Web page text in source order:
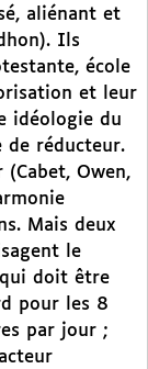
aliénant et
Ils
école
et leur
idéologie du
de réducteur.
Owen,
Mais deux
le
doit être
pour les 8
par jour ;